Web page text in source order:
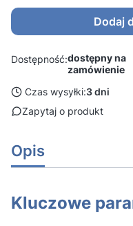
Dodaj
Dostępność:dostępny na
zamówienie
Czas wysyłki:3 dni
Zapytaj o produkt
Opis
Kluczowe